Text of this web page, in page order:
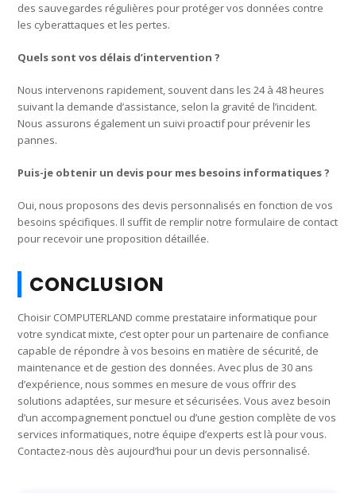
des sauvegardes régulières pour protéger vos données contre
les cyberattaques et les pertes.
Quels sont vos délais d’intervention ?
Nous intervenons rapidement, souvent dans les 24 à 48 heures
suivant la demande d’assistance, selon la gravité de l’incident.
Nous assurons également un suivi proactif pour prévenir les
pannes.
Puis-je obtenir un devis pour mes besoins informatiques ?
Oui, nous proposons des devis personnalisés en fonction de vos
besoins spécifiques. Il suffit de remplir notre formulaire de contact
pour recevoir une proposition détaillée.
CONCLUSION
Choisir COMPUTERLAND comme prestataire informatique pour
votre syndicat mixte, c’est opter pour un partenaire de confiance
capable de répondre à vos besoins en matière de sécurité, de
maintenance et de gestion des données. Avec plus de 30 ans
d’expérience, nous sommes en mesure de vous offrir des
solutions adaptées, sur mesure et sécurisées. Vous avez besoin
d’un accompagnement ponctuel ou d’une gestion complète de vos
services informatiques, notre équipe d’experts est là pour vous.
Contactez-nous dès aujourd’hui pour un devis personnalisé.